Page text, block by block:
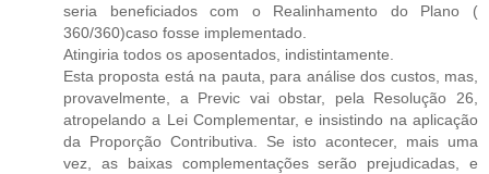
seria beneficiados com o Realinhamento do Plano (
360/360)caso fosse implementado.
Atingiria todos os aposentados, indistintamente.
Esta proposta está na pauta, para análise dos custos, mas,
provavelmente, a Previc vai obstar, pela Resolução 26,
atropelando a Lei Complementar, e insistindo na aplicação
da Proporção Contributiva. Se isto acontecer, mais uma
vez, as baixas complementações serão prejudicadas, e